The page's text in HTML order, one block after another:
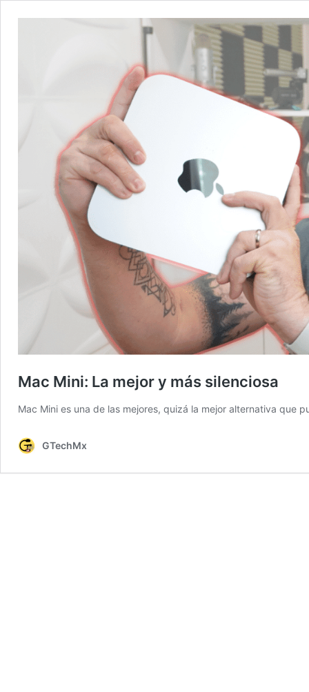
Mac Mini: La mejor y más silenciosa
Mac Mini es una de las mejores, quizá la mejor alternativa que
GTechMx